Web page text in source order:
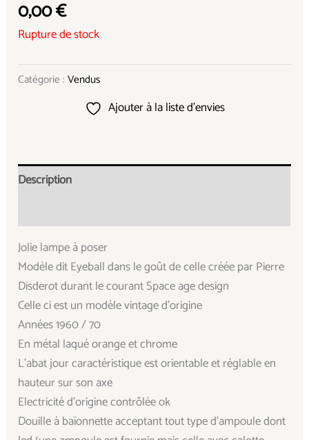
0,00€
Rupture de stock
Catégorie :Vendus
Ajouter à la liste d’envies
Description
Jolie lampe à poser
Modèle dit Eyeball dans le goût de celle créée par Pierre
Disderot durant le courant Space age design
Celle ci est un modèle vintage d’origine
Années 1960 / 70
En métal laqué orange et chrome
L’abat jour caractéristique est orientable et réglable en
hauteur sur son axe
Electricité d’origine contrôlée ok
Douille à baïonnette acceptant tout type d’ampoule dont